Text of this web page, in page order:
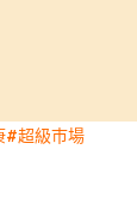
#超級巿場